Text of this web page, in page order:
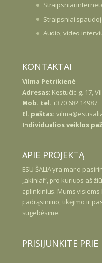
Straipsniai
Straipsniai
Audio, video
KONTAKTAI
Vilma Petrikienė
Adresas: Kęstučio g. 17,
Mob. tel. +370 682 14987
El. paštas:
Individualios veiklos
APIE PROJEKTĄ
ESU ŠALIAyra mano
„akiniai”, pro kuriuos aš
aplinkinius. Mums
padrąsinimo, tikėjimo ir
sugebėsime.
PRISIJUNKITE